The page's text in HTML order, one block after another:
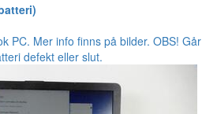
PC. Mer info finns på bilder. OBS! Går
defekt eller slut.